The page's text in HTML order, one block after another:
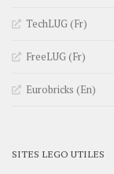
TechLUG (Fr)
FreeLUG (Fr)
Eurobricks (En)
SITES LEGO UTILES